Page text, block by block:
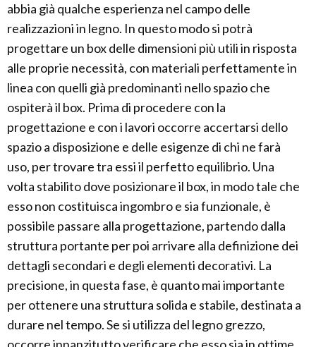
abbia già qualche esperienza nel campo delle
realizzazioni in legno. In questo modo si potrà
progettare un box delle dimensioni più utili in risposta
alle proprie necessità, con materiali perfettamente in
linea con quelli già predominanti nello spazio che
ospiterà il box. Prima di procedere con la
progettazione e con i lavori occorre accertarsi dello
spazio a disposizione e delle esigenze di chi ne farà
uso, per trovare tra essi il perfetto equilibrio. Una
volta stabilito dove posizionare il box, in modo tale che
esso non costituisca ingombro e sia funzionale, è
possibile passare alla progettazione, partendo dalla
struttura portante per poi arrivare alla definizione dei
dettagli secondari e degli elementi decorativi. La
precisione, in questa fase, è quanto mai importante
per ottenere una struttura solida e stabile, destinata a
durare nel tempo. Se si utilizza del legno grezzo,